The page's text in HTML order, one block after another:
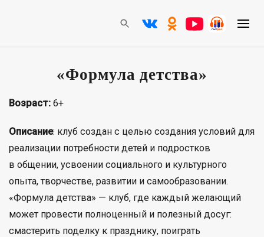
«Формула детства»
Возраст: 6+
Описание: клуб создан с целью создания условий для
реализации потребности детей и подростков
в общении, усвоении социального и культурного
опыта, творчестве, развитии и самообразовании.
«Формула детства» — клуб, где каждый желающий
может провести полноценный и полезный досуг:
смастерить поделку к празднику, поиграть